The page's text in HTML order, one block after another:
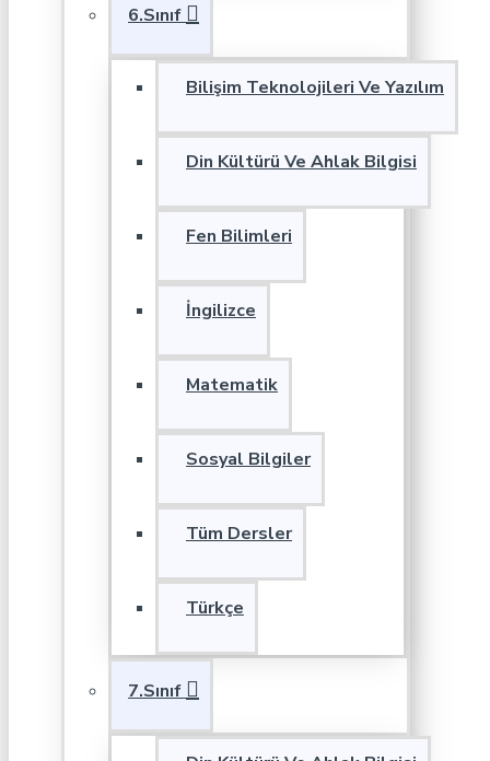
6.Sınıf
Bilişim Teknolojileri Ve Yazılım
Din Kültürü Ve Ahlak Bilgisi
Fen Bilimleri
İngilizce
Matematik
Sosyal Bilgiler
Tüm Dersler
Türkçe
7.Sınıf